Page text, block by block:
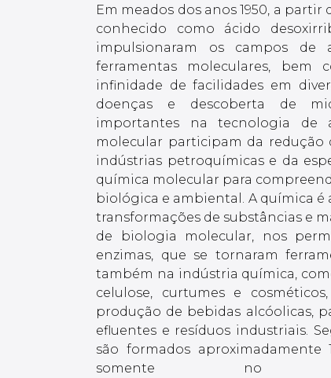
Em meados dos anos 1950, a
conhecido como ácido
impulsionaram os campos de
ferramentas moleculares, bem
infinidade de facilidades em
doenças e descoberta de
importantes na tecnologia de
molecular participam da
indústrias petroquímicas e da
química molecular para
biológica e ambiental. A química é
transformações de substâncias e
de biologia molecular, nos
enzimas, que se tornaram
também na indústria química,
celulose, curtumes e
produção de bebidas alcóolicas,
efluentes e resíduos industriais.
são formados
somente no